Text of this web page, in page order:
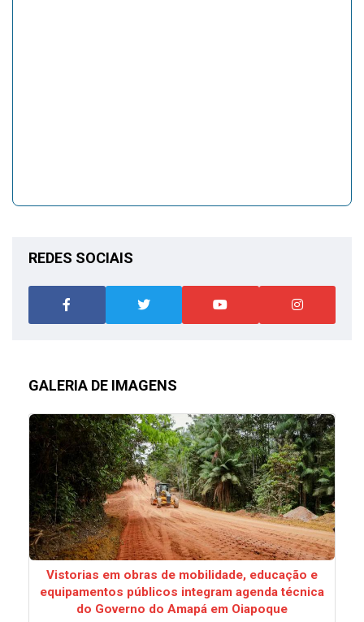
REDES SOCIAIS
GALERIA DE IMAGENS
Vistorias em obras de mobilidade, educação e
equipamentos públicos integram agenda técnica
do Governo do Amapá em Oiapoque